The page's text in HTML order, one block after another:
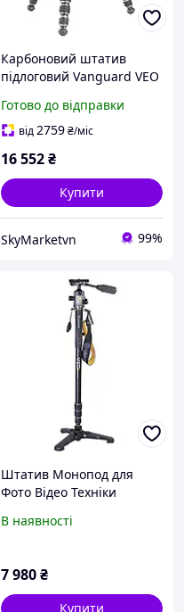
Карбоновий штатив
підлоговий Vanguard VEO
Готово до відправки
від2759₴/міс
16 552₴
Купити
SkyMarketvn 99%
Штатив Монопод для
Фото Відео Техніки
234TP Трипод для
В наявності
7 980₴
Купити